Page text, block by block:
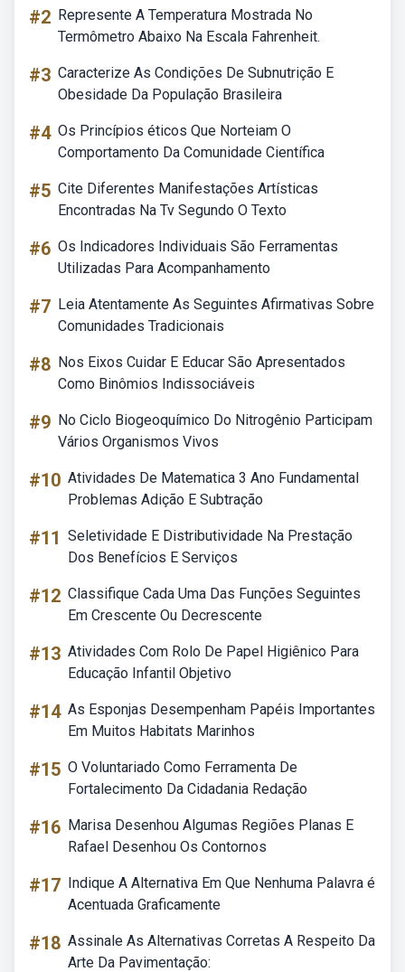
#2 Represente A Temperatura Mostrada No
Termômetro Abaixo Na Escala Fahrenheit.
#3 Caracterize As Condições De Subnutrição E
Obesidade Da População Brasileira
#4 Os Princípios éticos Que Norteiam O
Comportamento Da Comunidade Científica
#5 Cite Diferentes Manifestações Artísticas
Encontradas Na Tv Segundo O Texto
#6 Os Indicadores Individuais São Ferramentas
Utilizadas Para Acompanhamento
#7 Leia Atentamente As Seguintes Afirmativas Sobre
Comunidades Tradicionais
#8 Nos Eixos Cuidar E Educar São Apresentados
Como Binômios Indissociáveis
#9 No Ciclo Biogeoquímico Do Nitrogênio Participam
Vários Organismos Vivos
#10 Atividades De Matematica 3 Ano Fundamental
Problemas Adição E Subtração
#11 Seletividade E Distributividade Na Prestação
Dos Benefícios E Serviços
#12 Classifique Cada Uma Das Funções Seguintes
Em Crescente Ou Decrescente
#13 Atividades Com Rolo De Papel Higiênico Para
Educação Infantil Objetivo
#14 As Esponjas Desempenham Papéis Importantes
Em Muitos Habitats Marinhos
#15 O Voluntariado Como Ferramenta De
Fortalecimento Da Cidadania Redação
#16 Marisa Desenhou Algumas Regiões Planas E
Rafael Desenhou Os Contornos
#17 Indique A Alternativa Em Que Nenhuma Palavra é
Acentuada Graficamente
#18 Assinale As Alternativas Corretas A Respeito Da
Arte Da Pavimentação: